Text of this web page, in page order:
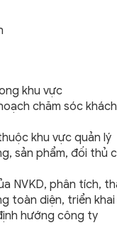
khu vực
chăm sóc
khu vực quản lý
sản phẩm, đối thủ
NVKD, phân tích,
toàn diện, triển
hướng công ty